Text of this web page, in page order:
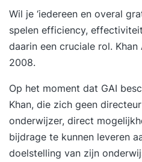
Wil je ‘iedereen en overal
spelen efficiency,
daarin een cruciale rol.
2008.
Op het moment dat GAI
Khan, die zich geen
onderwijzer, direct
bijdrage te kunnen leveren
doelstelling van zijn